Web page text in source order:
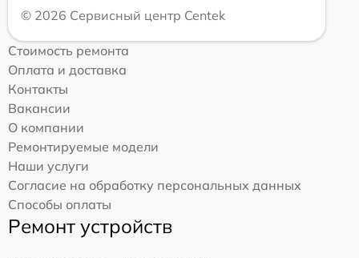
© 2026 Сервисный центр Centek
Стоимость ремонта
Оплата и доставка
Контакты
Вакансии
О компании
Ремонтируемые модели
Наши услуги
Согласие на обработку персональных данных
Способы оплаты
Ремонт устройств